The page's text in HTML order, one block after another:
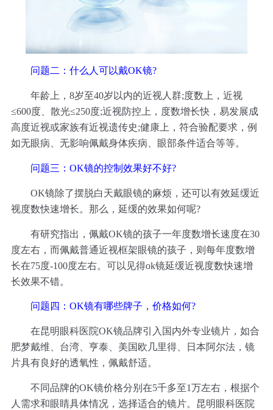
问题二：什么人可以戴OK镜?
年龄上，8岁至40岁以内的近视人群;度数上，近视
≤600度、散光≤250度;近视防控上，度数增长快，易发展成
高度近视或家族有近视遗传史;健康上，符合验配要求，例
如无眼病、无影响佩戴身体疾病、眼部条件适合等等。
问题三：OK镜的控制效果好不好?
OK镜除了摆脱白天戴眼镜的麻烦，还可以有效延缓近
视度数快速增长。那么，延缓的效果如何呢?
有研究指出，佩戴OK镜的孩子一年度数增长速度在30
度左右，而佩戴普通近视框架眼镜的孩子，则每年度数增
长在75度-100度左右。可以见得ok镜延缓近视度数快速增
长效果不错。
问题四：OK镜有哪些牌子，价格如何?
在昆明眼科医院OK镜品牌引入国内外专业镜片，如合
肥梦戴维、台湾、亨泰、美国欧几里得、日本阿尔法，镜
片具有良好的透氧性，佩戴舒适。
不同品牌的OK镜价格分别在5千多至1万左右，根据个
人需求和眼睛具体情况，选择适合的镜片。昆明眼科医院